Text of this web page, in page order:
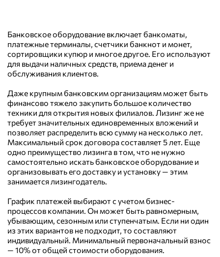
Банковское оборудование включает банкоматы,
платежные терминалы, счетчики банкнот и монет,
сортировщики купюр и многое другое. Его используют
для выдачи наличных средств, приема денег и
обслуживания клиентов.
Даже крупным банковским организациям может быть
финансово тяжело закупить большое количество
техники для открытия новых филиалов. Лизинг же не
требует значительных единовременных вложений и
позволяет распределить всю сумму на несколько лет.
Максимальный срок договора составляет 5 лет. Еще
одно преимущество лизинга в том, что не нужно
самостоятельно искать банковское оборудование и
организовывать его доставку и установку — этим
занимается лизингодатель.
График платежей выбирают с учетом бизнес-
процессов компании. Он может быть равномерным,
убывающим, сезонным или ступенчатым. Если ни один
из этих вариантов не подходит, то составляют
индивидуальный. Минимальный первоначальный взнос
— 10% от общей стоимости оборудования.